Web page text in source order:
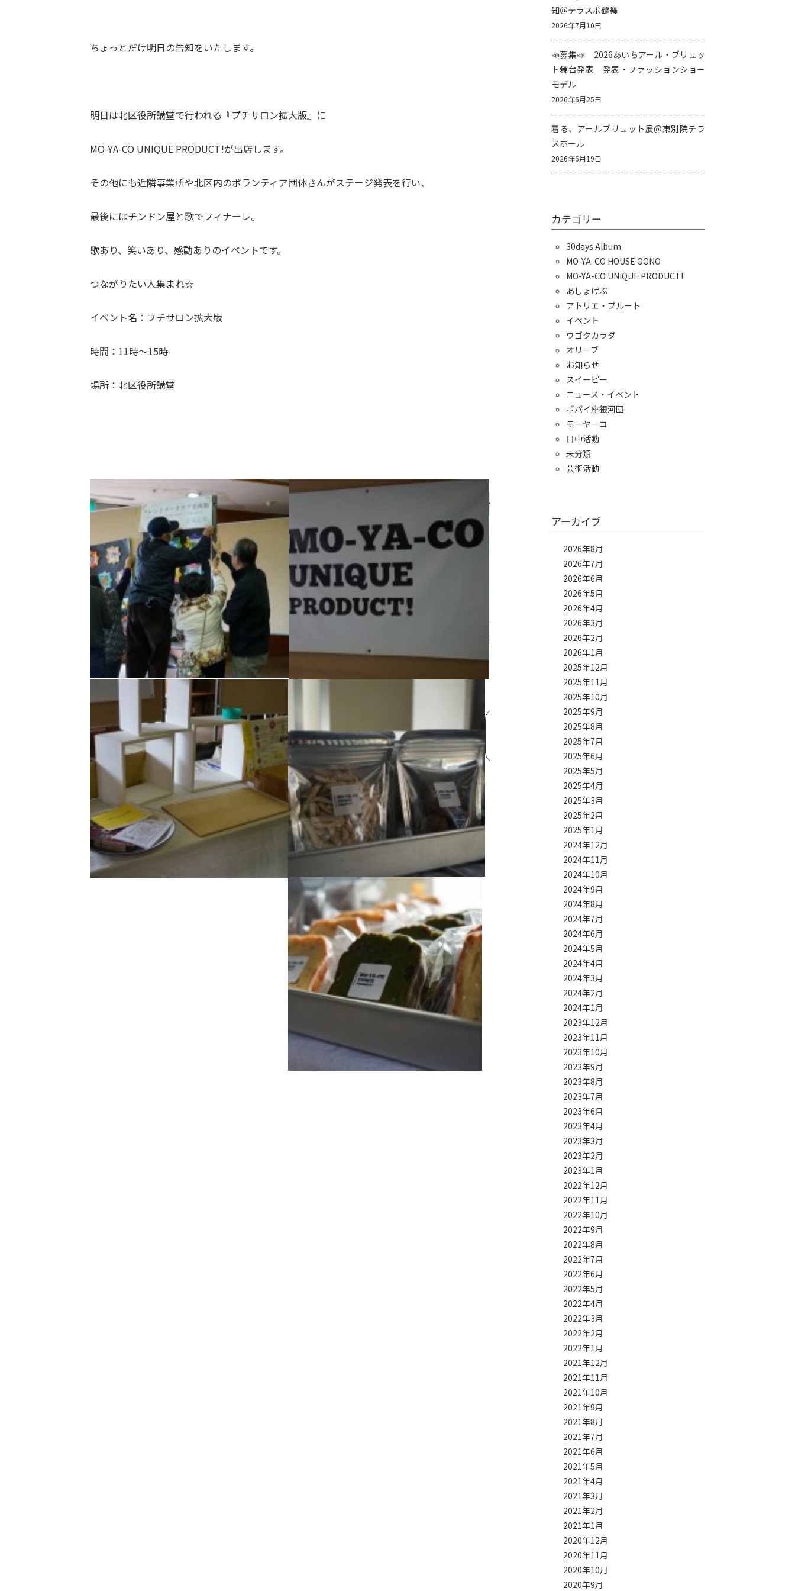
ちょっとだけ明日の告知をいたします。
明日は北区役所講堂で行われる『プチサロン拡大版』に
MO-YA-CO UNIQUE PRODUCT!が出店します。
その他にも近隣事業所や北区内のボランティア団体さんがステージ発表を行い、
最後にはチンドン屋と歌でフィナーレ。
歌あり、笑いあり、感動ありのイベントです。
つながりたい人集まれ☆
イベント名：プチサロン拡大版
時間：11時～15時
場所：北区役所講堂
記
事
へ
＞
知＠テラスポ鶴舞
2026年7月10日
📣募集📣 2026あいちアール・ブリュッ
ト舞台発表 発表・ファッションショー
モデル
2026年6月25日
着る、アールブリュット展@東別院テラ
スホール
2026年6月19日
カテゴリー
30days Album
MO-YA-CO HOUSE OONO
MO-YA-CO UNIQUE PRODUCT!
あしょげぶ
アトリエ・ブルート
イベント
ウゴクカラダ
オリーブ
お知らせ
スイーピー
ニュース・イベント
ポパイ座銀河団
モーヤーコ
日中活動
未分類
芸術活動
アーカイブ
2026年8月
2026年7月
2026年6月
2026年5月
2026年4月
2026年3月
2026年2月
2026年1月
2025年12月
2025年11月
2025年10月
2025年9月
2025年8月
2025年7月
2025年6月
2025年5月
2025年4月
2025年3月
2025年2月
2025年1月
2024年12月
2024年11月
2024年10月
2024年9月
2024年8月
2024年7月
2024年6月
2024年5月
2024年4月
2024年3月
2024年2月
2024年1月
2023年12月
2023年11月
2023年10月
2023年9月
2023年8月
2023年7月
2023年6月
2023年4月
2023年3月
2023年2月
2023年1月
2022年12月
2022年11月
2022年10月
2022年9月
2022年8月
2022年7月
2022年6月
2022年5月
2022年4月
2022年3月
2022年2月
2022年1月
2021年12月
2021年11月
2021年10月
2021年9月
2021年8月
2021年7月
2021年6月
2021年5月
2021年4月
2021年3月
2021年2月
2021年1月
2020年12月
2020年11月
2020年10月
2020年9月